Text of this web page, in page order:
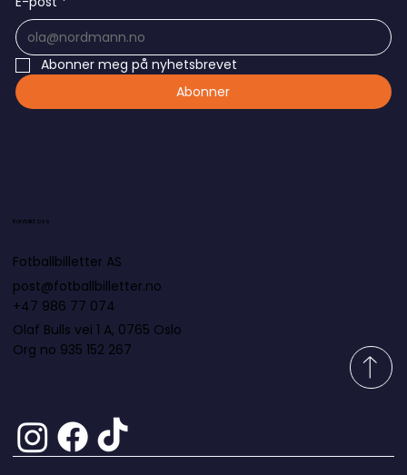
Abonner meg på nyhetsbrevet
Abonner
Kontakt oss
Fotballbilletter AS
post@fotballbilletter.no
+47 986 77 074
Olaf Bulls vei 1 A, 0765 Oslo
Org no 935 152 267